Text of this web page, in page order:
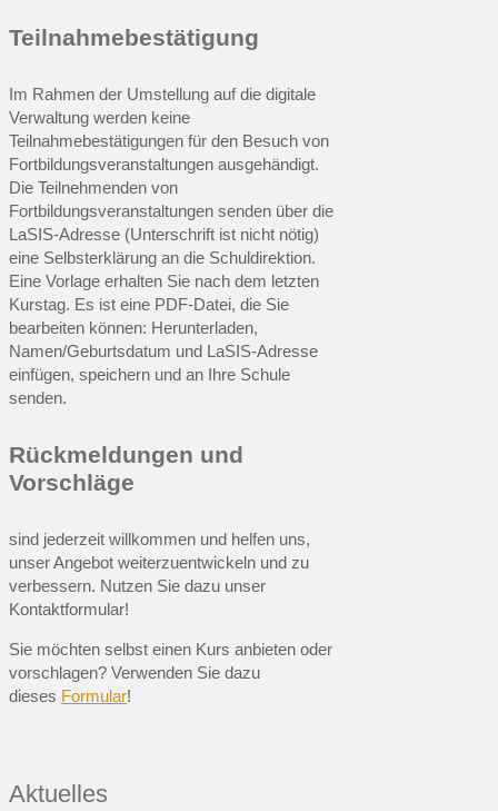
Teilnahmebestätigung
Im Rahmen der Umstellung auf die digitale
Verwaltung werden keine
Teilnahmebestätigungen für den Besuch von
Fortbildungsveranstaltungen ausgehändigt.
Die Teilnehmenden von
Fortbildungsveranstaltungen senden über die
LaSIS-Adresse (Unterschrift ist nicht nötig)
eine Selbsterklärung an die Schuldirektion.
Eine Vorlage erhalten Sie nach dem letzten
Kurstag. Es ist eine PDF-Datei, die Sie
bearbeiten können: Herunterladen,
Namen/Geburtsdatum und LaSIS-Adresse
einfügen, speichern und an Ihre Schule
senden.
Rückmeldungen und
Vorschläge
sind jederzeit willkommen und helfen uns,
unser Angebot weiterzuentwickeln und zu
verbessern. Nutzen Sie dazu unser
Kontaktformular!
Sie möchten selbst einen Kurs anbieten oder
vorschlagen? Verwenden Sie dazu
dieses Formular!
Aktuelles